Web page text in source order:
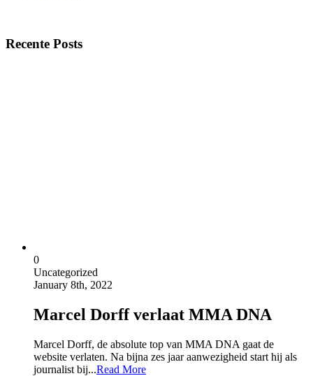
Recente Posts
0
Uncategorized
January 8th, 2022
Marcel Dorff verlaat MMA DNA
Marcel Dorff, de absolute top van MMA DNA gaat de
website verlaten. Na bijna zes jaar aanwezigheid start hij als
journalist bij...Read More